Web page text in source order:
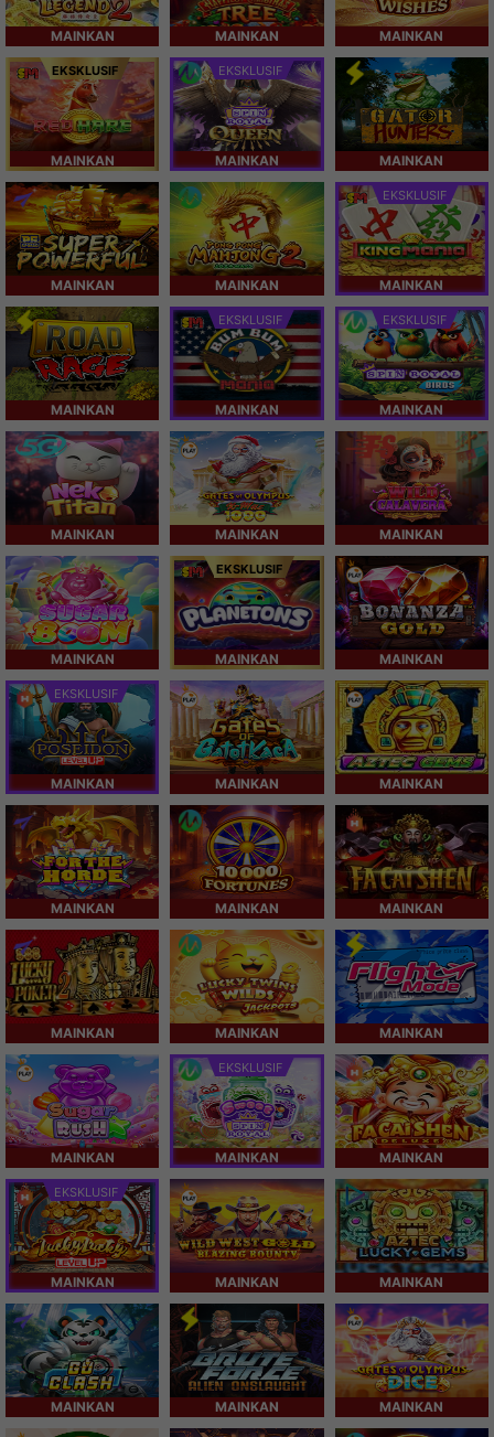
MAINKAN MAINKAN MAINKAN
EKSKLUSIF
MAINKAN
EKSKLUSIF
MAINKAN MAINKAN
MAINKAN MAINKAN
EKSKLUSIF
MAINKAN
MAINKAN
EKSKLUSIF
MAINKAN
EKSKLUSIF
MAINKAN
MAINKAN MAINKAN MAINKAN
MAINKAN
EKSKLUSIF
MAINKAN MAINKAN
EKSKLUSIF
MAINKAN MAINKAN MAINKAN
MAINKAN MAINKAN MAINKAN
MAINKAN MAINKAN MAINKAN
MAINKAN
EKSKLUSIF
MAINKAN MAINKAN
EKSKLUSIF
MAINKAN MAINKAN MAINKAN
MAINKAN MAINKAN MAINKAN